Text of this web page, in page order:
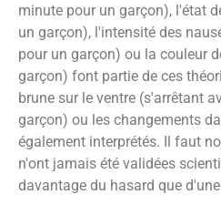
minute pour un garçon), l'état
un garçon), l'intensité des
pour un garçon) ou la couleur
garçon) font partie de ces
brune sur le ventre (s'arrêtant
garçon) ou les changements
également interprétés. Il faut
n'ont jamais été validées
davantage du hasard que